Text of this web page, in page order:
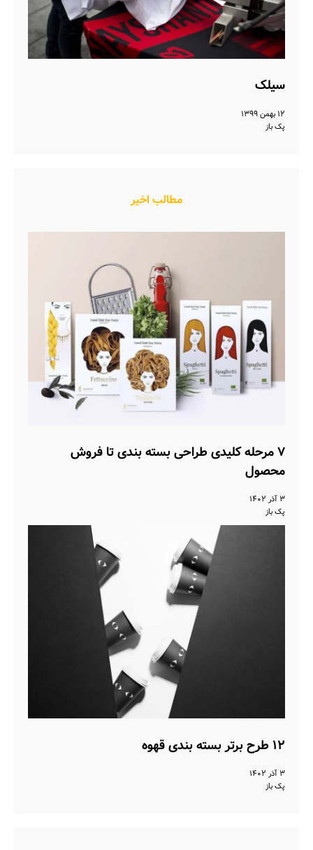
سیلک
۱۲ بهمن ۱۳۹۹
پک باز
مطالب اخیر
۷ مرحله کلیدی طراحی بسته بندی تا فروش
محصول
۳ آذر ۱۴۰۲
پک باز
۱۲ طرح برتر بسته بندی قهوه
۳ آذر ۱۴۰۲
پک باز